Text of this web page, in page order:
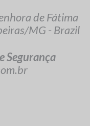
de Fátima
MG - Brazil
Segurança